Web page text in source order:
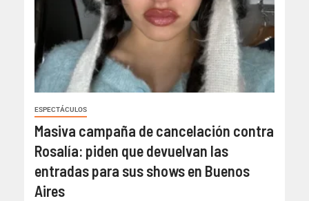
ESPECTÁCULOS
Masiva campaña de cancelación contra
Rosalía: piden que devuelvan las
entradas para sus shows en Buenos
Aires